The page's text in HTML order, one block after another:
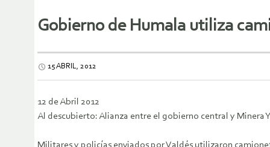
Gobierno de Humala utiliza
15 ABRIL, 2012
12 de Abril 2012
Al descubierto: Alianza entre el gobierno central y Minera